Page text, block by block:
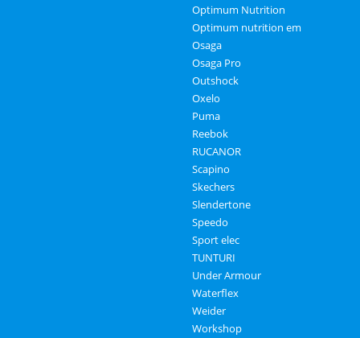
Optimum Nutrition
Optimum nutrition em
Osaga
Osaga Pro
Outshock
Oxelo
Puma
Reebok
RUCANOR
Scapino
Skechers
Slendertone
Speedo
Sport elec
TUNTURI
Under Armour
Waterflex
Weider
Workshop